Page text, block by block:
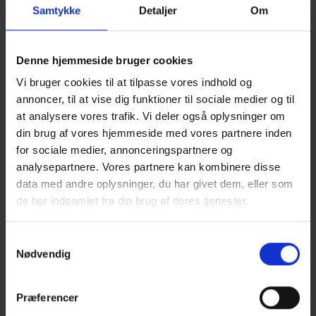
Samtykke Detaljer Om
Denne hjemmeside bruger cookies
Vi bruger cookies til at tilpasse vores indhold og
annoncer, til at vise dig funktioner til sociale medier og til
at analysere vores trafik. Vi deler også oplysninger om
din brug af vores hjemmeside med vores partnere inden
for sociale medier, annonceringspartnere og
analysepartnere. Vores partnere kan kombinere disse
data med andre oplysninger, du har givet dem, eller som
de har indsamlet fra din brug af deres tjenester.
Nødvendig
Præferencer
hvordan en række nye miljøvaredeklarationer for
træprodukter (EPD´ere) kan gøre en forskel i byggeriet.
Læs mere om baggrunden for udviklingen af podcastserien